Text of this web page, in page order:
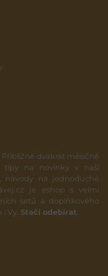
Přibližně dvakrát měsíčně
tipy na novinky v naší
návody na jednoduché
je eshop s velmi
setů a doplňkového
Vy. Stačí odebírat.